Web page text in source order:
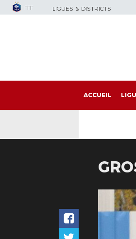
FFF LIGUES & DISTRICTS
ACCUEIL